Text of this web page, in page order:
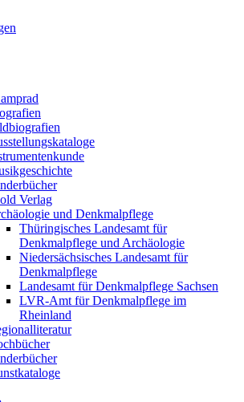
Verlag
und Denkmalpflege
Thüringisches Landesamt für
Denkmalpflege und Archäologie
Niedersächsisches Landesamt für
Denkmalpflege
Landesamt für Denkmalpflege Sachsen
LVR-Amt für Denkmalpflege im
Rheinland